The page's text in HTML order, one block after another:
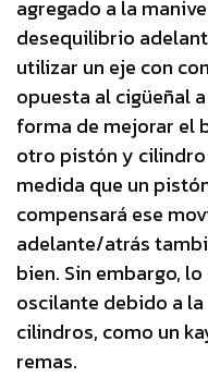
agregado a la
desequilibrio
utilizar un eje con
opuesta al cigüeñal
forma de mejorar el
otro pistón y
medida que un
compensará ese
adelante/atrás
bien. Sin embargo,
oscilante debido a
cilindros, como un
remas.